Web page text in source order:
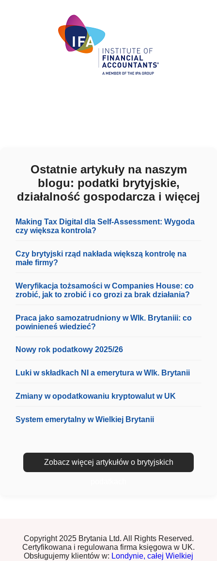
Ostatnie artykuły na naszym
blogu: podatki brytyjskie,
działalność gospodarcza i więcej
Making Tax Digital dla Self-Assessment: Wygoda
czy większa kontrola?
Czy brytyjski rząd nakłada większą kontrolę na
małe firmy?
Weryfikacja tożsamości w Companies House: co
zrobić, jak to zrobić i co grozi za brak działania?
Praca jako samozatrudniony w Wlk. Brytaniii: co
powinieneś wiedzieć?
Nowy rok podatkowy 2025/26
Luki w składkach NI a emerytura w Wlk. Brytanii
Zmiany w opodatkowaniu kryptowalut w UK
System emerytalny w Wielkiej Brytanii
Zobacz więcej artykułów o brytyjskich
Copyright 2025 Brytania Ltd. All Rights Reserved.
Certyfikowana i regulowana firma księgowa w UK.
Obsługujemy klientów w: Londynie, całej Wielkiej